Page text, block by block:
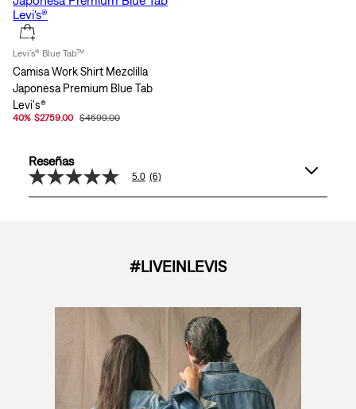
Levi's® Blue Tab™
Camisa Work Shirt Mezclilla
Japonesa Premium Blue Tab
Levi's®
40% $2759.00 $4599.00
Reseñas
5.0
de
Reviews.
5.0 (6)
#LIVEINLEVIS